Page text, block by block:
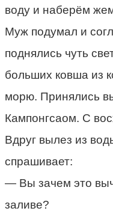
воду и наберём
Муж подумал и
поднялись чуть
больших ковша из
морю. Принялись
Кампонгсаом. С
Вдруг вылез из
спрашивает:
— Вы зачем это
заливе?